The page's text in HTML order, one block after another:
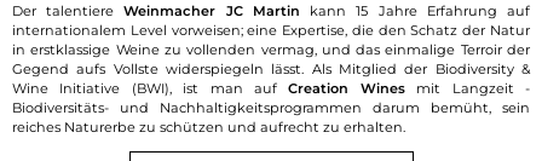
Der talentiereWeinmacher JC Martin kann 15 Jahre Erfahrung auf
internationalem Level vorweisen; eine Expertise, die den Schatz der Natur
in erstklassige Weine zu vollenden vermag, und das einmalige Terroir der
Gegend aufs Vollste widerspiegeln lässt. Als Mitglied der Biodiversity &
Wine Initiative (BWI), ist man aufCreation Winesmit Langzeit -
Biodiversitäts- und Nachhaltigkeitsprogrammen darum bemüht, sein
reiches Naturerbe zu schützen und aufrecht zu erhalten.